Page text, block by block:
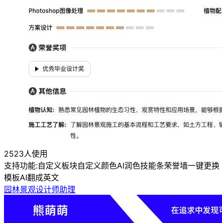
2523人使用
支持功能:自定义板块自定义颜色AI润色技能条荣誉墙一键更换
模板AI翻成英文
园林景观设计师助理